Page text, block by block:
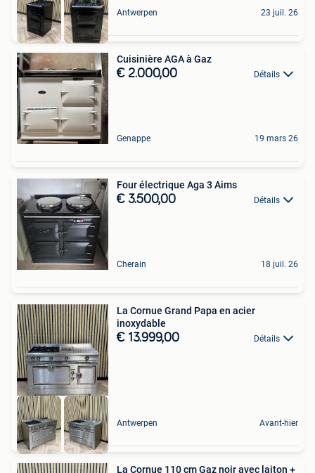
Antwerpen 23 juil. 26
Cuisinière AGA à Gaz
€ 2.000,00 Détails
Genappe 19 mars 26
Four électrique Aga 3 Aims
€ 3.500,00 Détails
Cherain 18 juil. 26
La Cornue Grand Papa en acier
inoxydable
€ 13.999,00 Détails
Antwerpen Avant-hier
La Cornue 110 cm Gaz noir avec laiton +